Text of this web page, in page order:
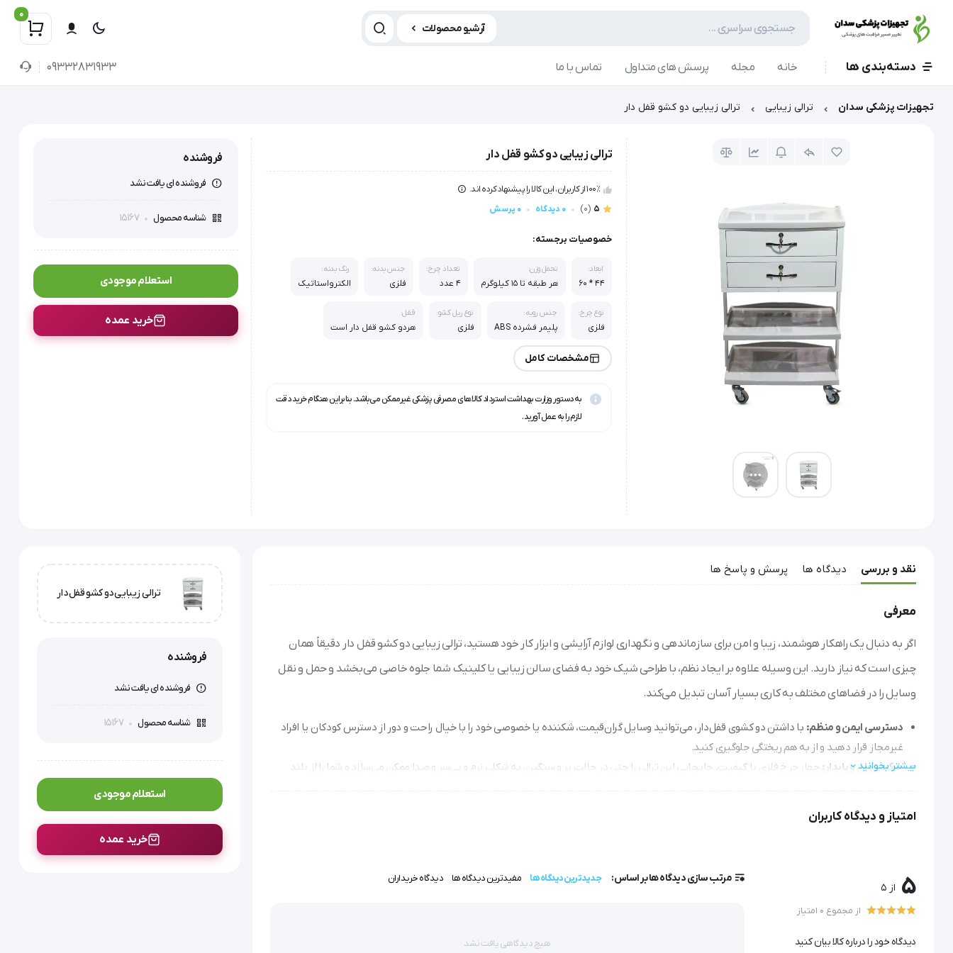
آرشیو محصولات
0
دسته‌بندی ها خانه مجله پرسش های متداول تماس با ما 09332831933
تجهیزات پزشکی سدان ترالی زیبایی ترالی زیبایی دو کشو قفل دار
ترالی زیبایی دو کشو قفل دار
100٪ از کاربران، این کالا را پیشنهاد کرده اند.
5
(0) 0 دیدگاه 0 پرسش
خصوصیات برجسته:
ابعاد:
۴۴ * ۶۰
تحمل وزن:
هر طبقه تا 15 کیلوگرم
تعداد چرخ:
4 عدد
جنس بدنه:
فلزی
رنگ بدنه:
الکترواستاتیک
نوع چرخ:
فلزی
جنس رویه:
پلیمر فشرده ABS
نوع ریل کشو:
فلزی
قفل:
هردو کشو قفل دار است
مشخصات کامل
به دستور وزارت بهداشت استرداد کالاهای مصرفی پزشکی غیرممکن می‌باشد. بنابراین هنگام خرید دقت
لازم را به عمل آورید.
فروشنده
فروشنده ای یافت نشد
شناسه محصول 15167
استعلام موجودی
خرید عمده
نقد و بررسی دیدگاه ها پرسش و پاسخ ها
معرفی
اگر به دنبال یک راهکار هوشمند، زیبا و امن برای سازماندهی و نگهداری لوازم آرایشی و ابزار کار خود هستید، ترالی زیبایی دو کشو قفل دار دقیقاً همان
چیزی است که نیاز دارید. این وسیله علاوه بر ایجاد نظم، با طراحی شیک خود به فضای سالن زیبایی یا کلینیک شما جلوه خاصی می‌بخشد و حمل و نقل
وسایل را در فضاهای مختلف به کاری بسیار آسان تبدیل می‌کند.
دسترسی ایمن و منظم: با داشتن دو کشوی قفل‌دار، می‌توانید وسایل گران‌قیمت، شکننده یا خصوصی خود را با خیال راحت و دور از دسترس کودکان یا افراد
غیرمجاز قرار دهید و از به هم ریختگی جلوگیری کنید.
حرکت روان و پایدار: چهار چرخ فلزی با کیفیت، جابجایی این ترالی را حتی در حالت پر و سنگین، به شکلی نرم و بی‌سر و صدا ممکن می‌سازد و شما را از بلند
مقاوم و بادوام:
رسید.
ترالی زیبایی دو کشو قفل دار
اگر به دنبال یک ترالی حرفه‌ای و باکیفیت هستید که هم کاربردی باشد و هم به محیط شما جلوه‌ای زیبا ببخشد، ترالی زیبایی دو کشو قفل دار بهترین گزینه
برای شما است.
بیشتر بخوانید
امتیاز و دیدگاه کاربران
5 از 5
از مجموع 0 امتیاز
دیدگاه خود را درباره کالا بیان کنید
مرتب سازی دیدگاه ها بر اساس: جدیدترین دیدگاه ها مفیدترین دیدگاه ها دیدگاه خریداران
هیچ دیدگاهی یافت نشد
ترالی زیبایی دو کشو قفل دار
فروشنده
فروشنده ای یافت نشد
شناسه محصول 15167
استعلام موجودی
خرید عمده